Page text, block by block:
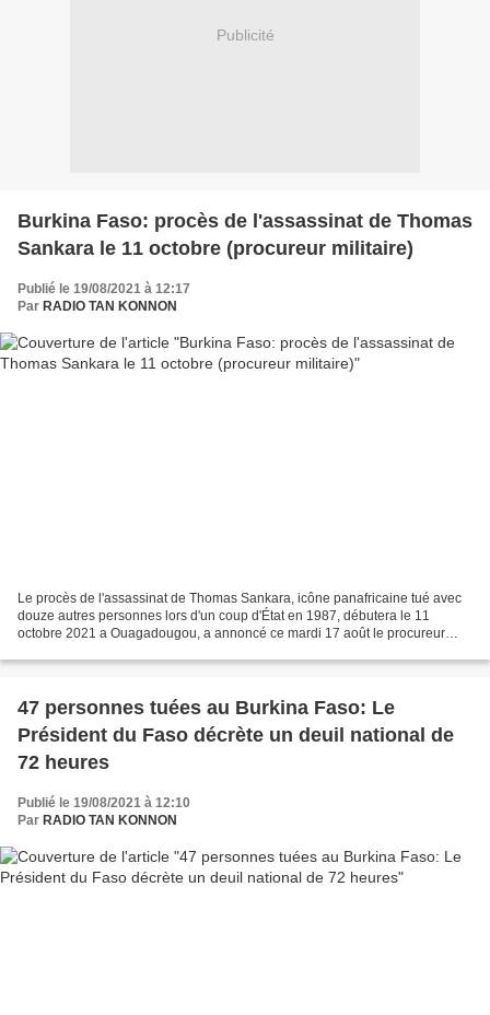
Publicité
Burkina Faso: procès de l'assassinat de Thomas
Sankara le 11 octobre (procureur militaire)
Publié le 19/08/2021 à 12:17
Par RADIO TAN KONNON
Le procès de l'assassinat de Thomas Sankara, icône panafricaine tué avec
douze autres personnes lors d'un coup d'État en 1987, débutera le 11
octobre 2021 a Ouagadougou, a annoncé ce mardi 17 août le procureur
47 personnes tuées au Burkina Faso: Le
Président du Faso décrète un deuil national de
72 heures
Publié le 19/08/2021 à 12:10
Par RADIO TAN KONNON